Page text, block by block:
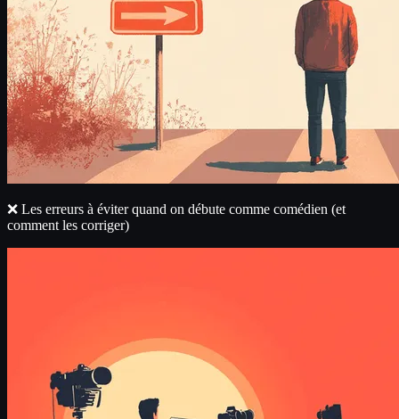
❌ Les erreurs à éviter quand on débute comme comédien (et
comment les corriger)